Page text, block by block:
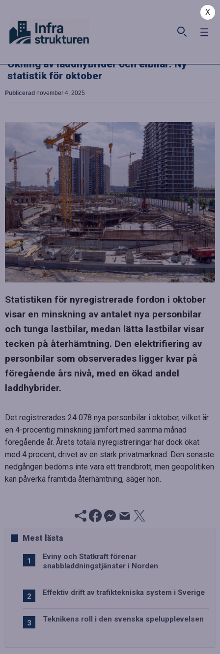
X
Ökning av laddhybrider och elbilar: Ny
statistik för oktober
Publicerad november 4, 2025
Statistiken för nyregistrerade fordon i oktober
visar en minskning av antalet nya personbilar
och tunga lastbilar, medan lätta lastbilar visar
tecken på återhämtning. Den elektrifiering av
personbilar som observerades ligger kvar på
föregående års nivå, med en ökad andel
laddhybrider.
Det registrerades 24 078 nya personbilar i oktober, vilket är
en 4-procentig minskning jämfört med samma månad
föregående år. Årets totala nyregistreringar har dock ökat
med 4 procent, drivet av en stark privatmarknad. Den senaste
nedgången bedöms inte vara ett trendbrott, men geopolitiken
kan påverka framtida återhämtning, säger hon.
Mest lästa
Eviny och Statkraft förenar
snabbladdningstjänster i Norden
Effektiv drift av trafiktekniska system i Sverige
Teknikens roll i den svenska spelupplevelsen